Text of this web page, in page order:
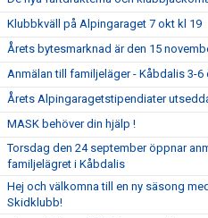
Klubbkväll på Alpingaraget 7 okt kl 19
Årets bytesmarknad är den 15
Anmälan till familjeläger - Kåbdalis 3-6
Årets Alpingaragetstipendiater
MASK behöver din hjälp !
Torsdag den 24 september öppnar
familjelägret i Kåbdalis
Hej och välkomna till en ny säsong
Skidklubb!